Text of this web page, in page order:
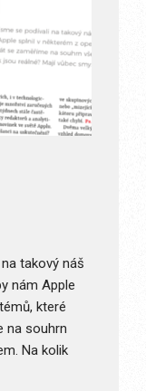
takový náš
nám Apple
které
na souhrn
Na kolik